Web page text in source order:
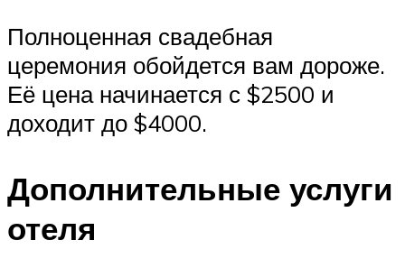
Полноценная свадебная
церемония обойдется вам дороже.
Её цена начинается с $2500 и
доходит до $4000.
Дополнительные услуги
отеля